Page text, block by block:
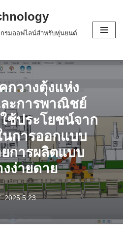
รมออฟไลน์สำหรับหุ่นยนต์
กวางตุ้งแห่ง
ะการพาณิชย์
ช้ประโยชน์จาก
นการออกแบบ
การผลิตแบบ
ง่ายดาย
2025.5.23.